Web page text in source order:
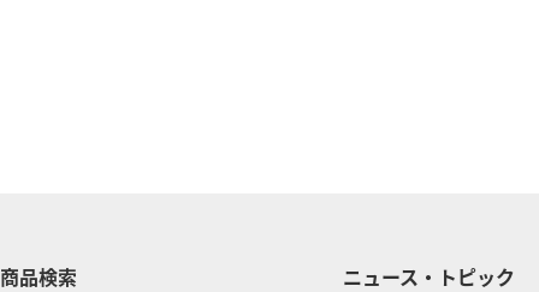
商品検索 ニュース・トピック